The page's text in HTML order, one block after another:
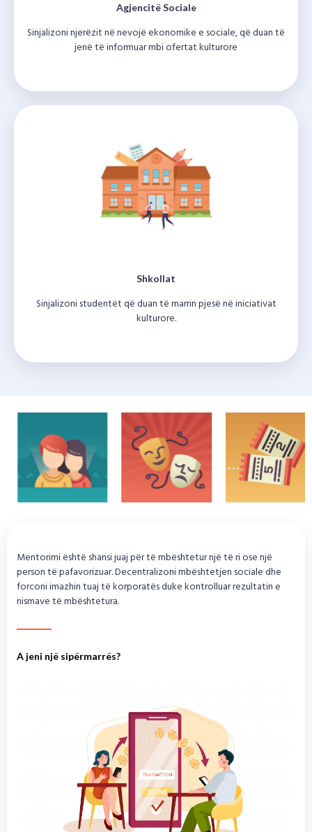
Agjencitë Sociale
Sinjalizoni njerëzit në nevojë ekonomike e sociale, që duan të
jenë të informuar mbi ofertat kulturore
Shkollat
Sinjalizoni studentët që duan të marrin pjesë në iniciativat
kulturore.
Mentorimi është shansi juaj për të mbështetur një të ri ose një
person të pafavorizuar. Decentralizoni mbështetjen sociale dhe
forconi imazhin tuaj të korporatës duke kontrolluar rezultatin e
nismave të mbështetura.
A jeni një sipërmarrës?